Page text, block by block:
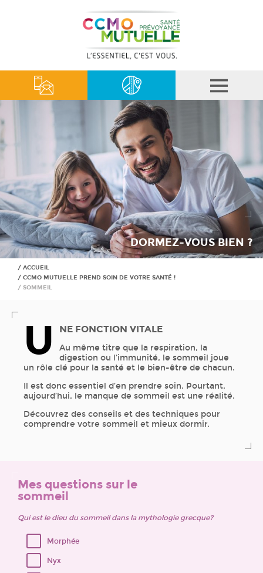
DORMEZ-VOUS BIEN ?
ACCUEIL
CCMO MUTUELLE PREND SOIN DE VOTRE SANTÉ !
SOMMEIL
U NE FONCTION VITALE
Au même titre que la respiration, la
digestion ou l’immunité, le sommeil joue
un rôle clé pour la santé et le bien-être de chacun.
Il est donc essentiel d’en prendre soin. Pourtant,
aujourd’hui, le manque de sommeil est une réalité.
Découvrez des conseils et des techniques pour
comprendre votre sommeil et mieux dormir.
Mes questions sur le
sommeil
Qui est le dieu du sommeil dans la mythologie grecque?
Morphée
Nyx